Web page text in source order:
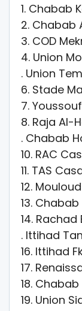
1. Chabab
2. Chabab
3. COD
4. Union
. Union
6. Stade
7.
8. Raja Al-
. Chabab
10. RAC
11. TAS
12.
13.
14. Rachad
. Ittihad
16. Ittihad
17.
18.
19. Union